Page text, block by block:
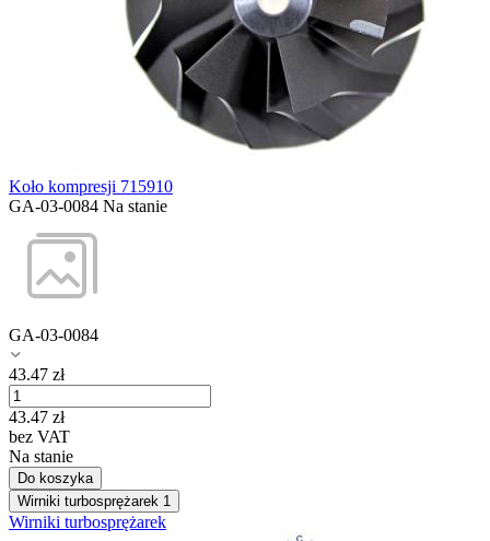
Koło kompresji 715910
GA-03-0084 Na stanie
GA-03-0084
43.47 zł
43.47 zł
bez VAT
Na stanie
Do koszyka
Wirniki turbosprężarek 1
Wirniki turbosprężarek